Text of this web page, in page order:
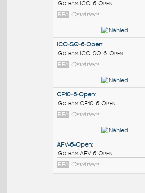
PODOBNÉ
ICO-6-Open:
Gotham ICO-6-Open
RFA Osvětlení
ICO-SQ-6-Open:
Gotham ICO-SQ-6-Open
RFA Osvětlení